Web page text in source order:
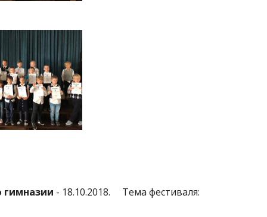
гимназии - 18.10.2018.
Тема фестиваля: